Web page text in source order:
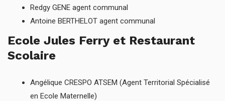
Redgy GENE agent communal
Antoine BERTHELOT agent communal
Ecole Jules Ferry et Restaurant
Scolaire
Angélique CRESPO ATSEM (Agent Territorial Spécialisé
en Ecole Maternelle)